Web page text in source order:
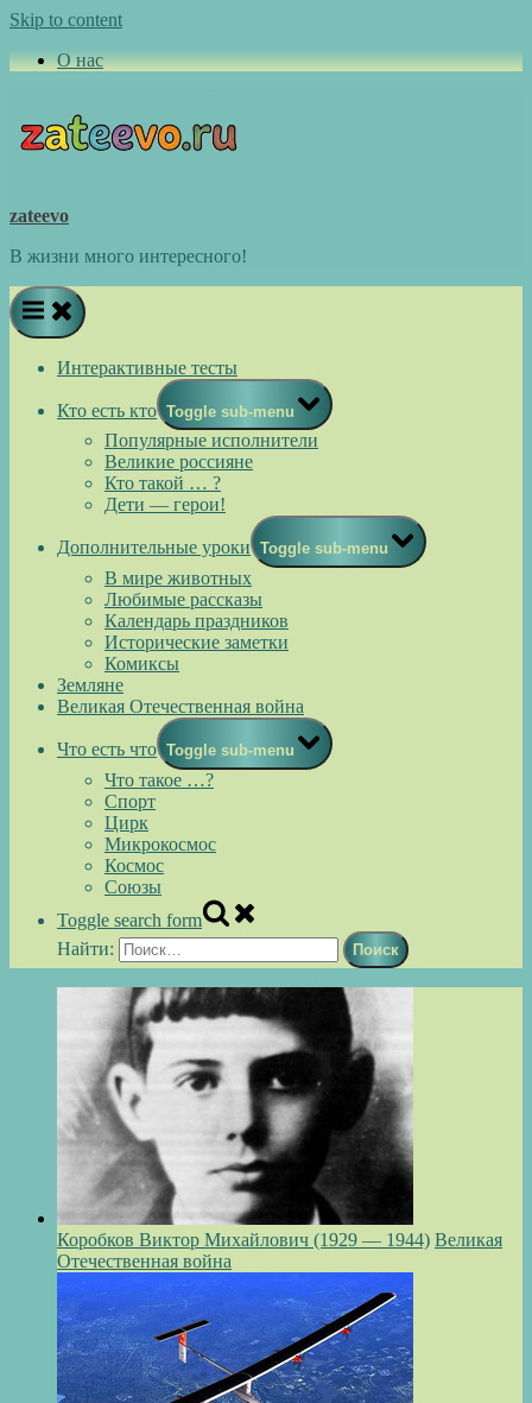
Skip to content
О нас
zateevo
В жизни много интересного!
Интерактивные тесты
Кто есть кто Toggle sub-menu
Популярные исполнители
Великие россияне
Кто такой … ?
Дети — герои!
Дополнительные уроки Toggle sub-menu
В мире животных
Любимые рассказы
Календарь праздников
Исторические заметки
Комиксы
Земляне
Великая Отечественная война
Что есть что Toggle sub-menu
Что такое …?
Спорт
Цирк
Микрокосмос
Космос
Союзы
Toggle search form
Найти:
Коробков Виктор Михайлович (1929 — 1944) Великая
Отечественная война